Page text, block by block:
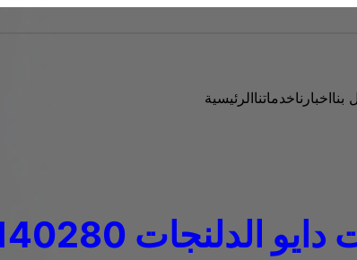
الرئيسيةخدماتنااخبارنابنا
الدلنجات 01023140280